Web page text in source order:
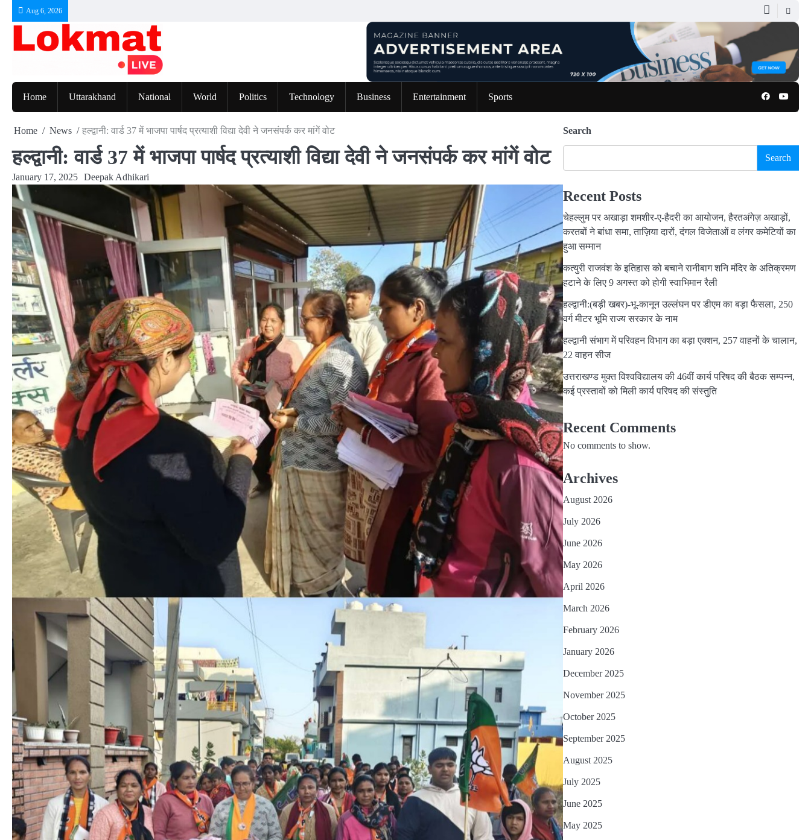
Aug 6, 2026
Home Uttarakhand National World Politics Technology Business Entertainment Sports Facebook
Home News हल्द्वानी: वार्ड 37 में भाजपा पार्षद प्रत्याशी विद्या देवी ने जनसंपर्क कर मांगें वोट
हल्द्वानी: वार्ड 37 में भाजपा पार्षद प्रत्याशी विद्या देवी ने जनसंपर्क कर मांगें वोट
January 17, 2025 Deepak Adhikari
Search
Search
Recent Posts
चेहल्लुम पर अखाड़ा शमशीर-ए-हैदरी का आयोजन, हैरतअंगेज़ अखाड़ों,
करतबों ने बांधा समा, ताज़िया दारों, दंगल विजेताओं व लंगर कमेटियों का
हुआ सम्मान
कत्युरी राजवंश के इतिहास को बचाने रानीबाग शनि मंदिर के अतिक्रमण
हटाने के लिए 9 अगस्त को होगी स्वाभिमान रैली
हल्द्वानी:(बड़ी खबर)-भू-कानून उल्लंघन पर डीएम का बड़ा फैसला, 250
वर्ग मीटर भूमि राज्य सरकार के नाम
हल्द्वानी संभाग में परिवहन विभाग का बड़ा एक्शन, 257 वाहनों के चालान,
22 वाहन सीज
उत्तराखण्ड मुक्त विश्वविद्यालय की 46वीं कार्य परिषद की बैठक सम्पन्न,
कई प्रस्तावों को मिली कार्य परिषद की संस्तुति
Recent Comments
No comments to show.
Archives
August 2026
July 2026
June 2026
May 2026
April 2026
March 2026
February 2026
January 2026
December 2025
November 2025
October 2025
September 2025
August 2025
July 2025
June 2025
May 2025